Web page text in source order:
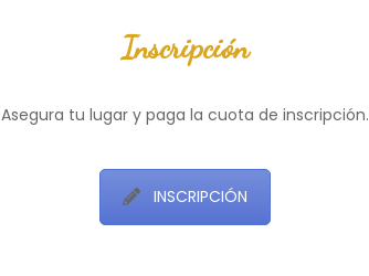
Inscripción
Asegura tu lugar y paga la cuota de inscripción.
INSCRIPCIÓN